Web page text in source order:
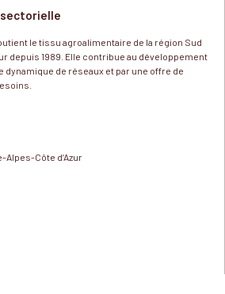
le tissu agroalimentaire de la région Sud
depuis 1989. Elle contribue au développement
dynamique de réseaux et par une offre de
Alpes-Côte d’Azur